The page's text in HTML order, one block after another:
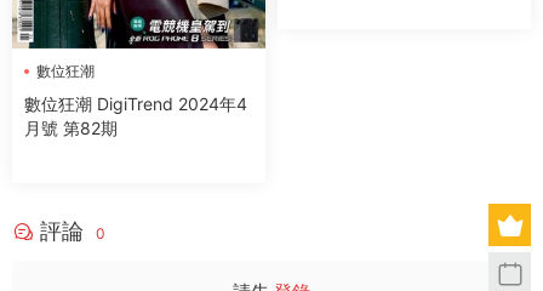
數位狂潮
數位狂潮 DigiTrend 2024年4
月號 第82期
評論 0